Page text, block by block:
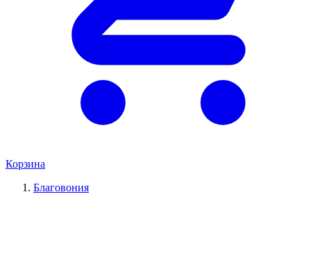
Корзина
Благовония